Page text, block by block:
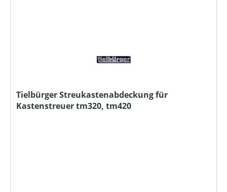
Tielbürger Streukastenabdeckung für
Kastenstreuer tm320, tm420